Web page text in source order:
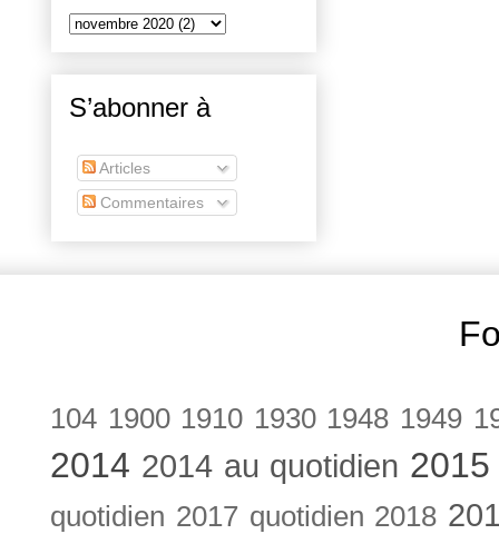
S’abonner à
Articles
Commentaires
104 1900 1910 1930 1948 1949
2014 2014 au quotidien
quotidien 2017 quotidien 2018